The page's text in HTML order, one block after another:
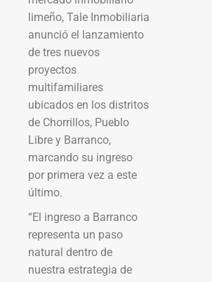
limeño, Tale Inmobiliaria
anunció el lanzamiento
de tres nuevos
proyectos
multifamiliares
ubicados en los distritos
de Chorrillos, Pueblo
Libre y Barranco,
marcando su ingreso
por primera vez a este
último.
“El ingreso a Barranco
representa un paso
natural dentro de
nuestra estrategia de